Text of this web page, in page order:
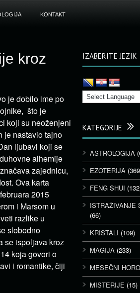
KONTAKT
kroz
je dobilo ime po
što je
koji su neoženjeni
je nastavio tajno
ljubavi koji se
alhemije
zajednicu,
Ova karta
2015
i Marsom u
razlike u
slobodno
se ispoljava kroz
koja govori o
i romantike, čiji
IZABERITE JEZIK
KATEGORIJE
ASTROLOGIJA
EZOTERIJA
FENG SHUI
ISTRAŽIVANJE
(66)
KRISTALI (109)
MAGIJA (233)
MESEČNI
MISTERIJE (15)